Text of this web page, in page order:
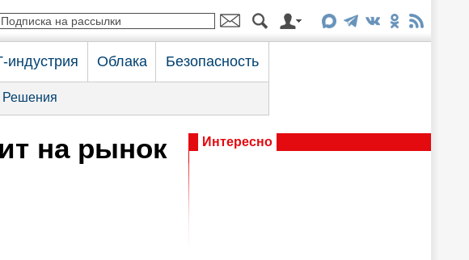
индустрия Облака Безопасность
Решения
на рынок
Интересно